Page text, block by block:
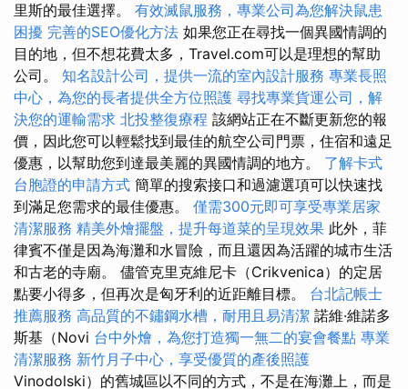
里斯的最佳選擇。 有效滅鼠服務，專業公司為您解決鼠患
困擾 完善的SEO優化方法 如果您正在尋找一個異國情調的
目的地，但不想花費太多，Travel.com可以是理想的幫助
公司。 知名設計公司，提供一流的室內設計服務 專業長照
中心，為您的長者提供全方位照護 尋找專業貨運公司，解
決您的運輸需求 北投整復療程 該網站正在不斷更新您的報
價，因此您可以輕鬆找到最佳的航空公司門票，住宿和遠足
優惠，以幫助您到達最美麗的異國情調的地方。 了解卡式
台胞證的申請方式 簡單的搜索接口和過濾選項可以快速找
到滿足您需求的最佳優惠。 僅需300元即可享受專業居家
清潔服務 精美外燴擺盤，提升每道菜的呈現效果 此外，菲
律賓不僅是因為海灘和水冒險，而且還因為活躍的城市生活
和古老的寺廟。 儘管克里克維尼卡（Crikvenica）的定居
點要小得多，但再次是匈牙利的近距離目標。 台北記帳士
推薦服務 高品質的不鏽鋼水槽，耐用且易清潔 諾維·維諾多
斯基（Novi 台中外燴，為您打造獨一無二的宴會餐點 專業
清潔服務 新竹月子中心，享受優質的產後照護
Vinodolski）的舊城區以不同的方式，不是在海灘上，而是